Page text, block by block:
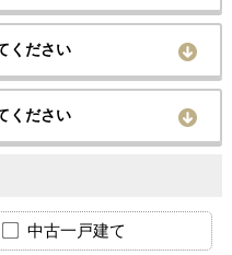
ください
ください
中古一戸建て